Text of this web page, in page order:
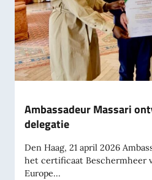
Ambassadeur Massari
delegatie
Den Haag, 21 april 2026
het certificaat Beschermheer
Europe...